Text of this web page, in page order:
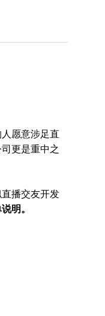
愿意涉足直
更是重中之
播交友开发
明。